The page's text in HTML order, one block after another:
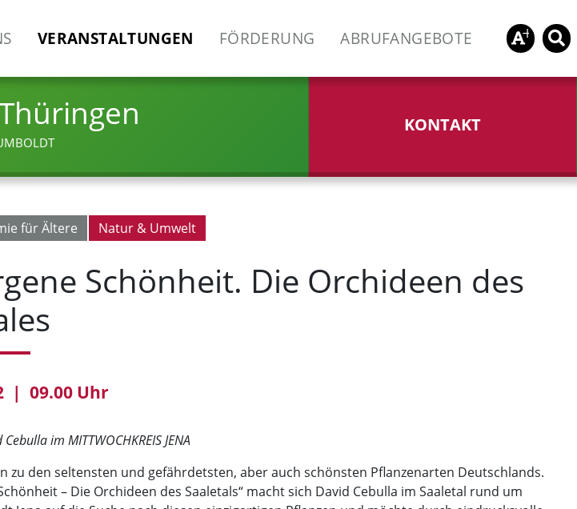
VERANSTALTUNGEN FÖRDERUNG ABRUFANGEBOTE
KONTAKT
für Ältere Natur & Umwelt
Schönheit. Die Orchideen des
| 09.00 Uhr
im MITTWOCHKREIS JENA
zu den seltensten und gefährdetsten, aber auch schönsten Pflanzenarten Deutschlands.
– Die Orchideen des Saaletals“ macht sich David Cebulla im Saaletal rund um